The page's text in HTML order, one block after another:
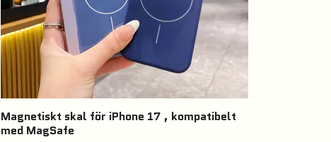
Magnetiskt skal för iPhone 17 , kompatibelt
med MagSafe